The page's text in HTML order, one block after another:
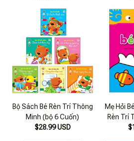
Bộ Sách Bé Rèn Trí Thông
Minh (bộ 6 Cuốn)
$28.99 USD
Mẹ Hỏi
Rèn Trí